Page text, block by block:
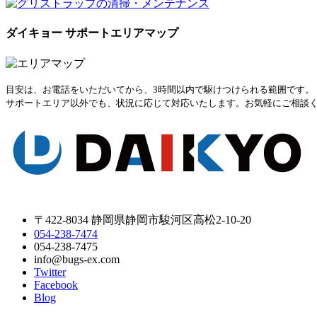
ダイキョー サポートエリアマップ
目安は、お電話をいただいてから、3時間以内で駆けつけられる範囲です。
サポートエリア以外でも、状況に応じて対応いたします。お気軽にご相談く
〒422-8034 静岡県静岡市駿河区高松2-10-20
054-238-7474
054-238-7475
info@bugs-ex.com
Twitter
Facebook
Blog